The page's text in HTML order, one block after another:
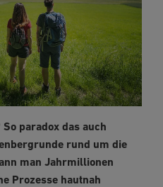
paradox das auch
rund um die
man Jahrmillionen
Prozesse hautnah